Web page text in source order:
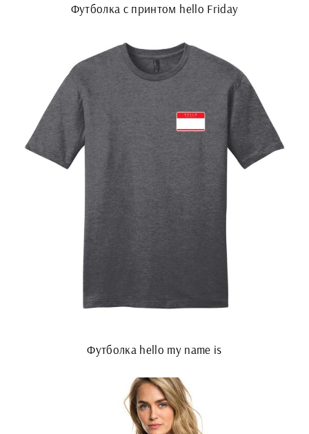
Футболка с принтом hello Friday
Футболка hello my name is